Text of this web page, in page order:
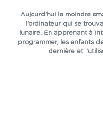
Aujourd’hui le moindre
l’ordinateur qui se
lunaire. En apprenant à
programmer, les enfants
dernière et